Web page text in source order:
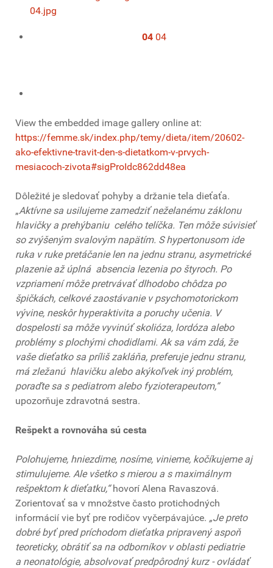
04 04
View the embedded image gallery online at:
https://femme.sk/index.php/temy/dieta/item/20602-
ako-efektivne-travit-den-s-dietatkom-v-prvych-
mesiacoch-zivota#sigProIdc862dd48ea
Dôležité je sledovať pohyby a držanie tela dieťaťa.
„Aktívne sa usilujeme zamedziť neželanému záklonu
hlavičky a prehýbaniu celého telíčka. Ten môže súvisieť
so zvýšeným svalovým napätím. S hypertonusom ide
ruka v ruke pretáčanie len na jednu stranu, asymetrické
plazenie až úplná absencia lezenia po štyroch. Po
vzpriamení môže pretrvávať dlhodobo chôdza po
špičkách, celkové zaostávanie v psychomotorickom
vývine, neskôr hyperaktivita a poruchy učenia. V
dospelosti sa môže vyvinúť skolióza, lordóza alebo
problémy s plochými chodidlami. Ak sa vám zdá, že
vaše dieťatko sa príliš zakláňa, preferuje jednu stranu,
má zležanú hlavičku alebo akýkoľvek iný problém,
poraďte sa s pediatrom alebo fyzioterapeutom,“
upozorňuje zdravotná sestra.
Rešpekt a rovnováha sú cesta
Polohujeme, hniezdime, nosíme, vinieme, kočíkujeme aj
stimulujeme. Ale všetko s mierou a s maximálnym
rešpektom k dieťatku,“hovorí Alena Ravaszová.
Zorientovať sa v množstve často protichodných
informácií vie byť pre rodičov vyčerpávajúce. „Je preto
dobré byť pred príchodom dieťatka pripravený aspoň
teoreticky, obrátiť sa na odborníkov v oblasti pediatrie
a neonatológie, absolvovať predpôrodný kurz - ovládať